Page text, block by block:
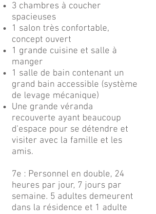
3 chambres à coucher
spacieuses
1 salon très confortable,
concept ouvert
1 grande cuisine et salle à
manger
1 salle de bain contenant un
grand bain accessible (système
de levage mécanique)
Une grande véranda
recouverte ayant beaucoup
d'espace pour se détendre et
visiter avec la famille et les
amis.
​7e : Personnel en double, 24
heures par jour, 7 jours par
semaine. 5 adultes demeurent
dans la résidence et 1 adulte